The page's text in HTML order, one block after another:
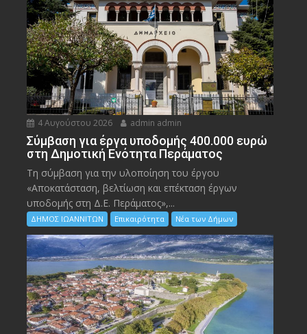
4 Αυγούστου 2026 admin admin
Σύμβαση για έργα υποδομής 400.000 ευρώ
στη Δημοτική Ενότητα Περάματος
Τη σύμβαση για την υλοποίηση του έργου
«Αποκατάσταση, βελτίωση και επέκταση έργων
υποδομής στη Δ.Ε. Περάματος»,...
ΔΗΜΟΣ ΙΩΑΝΝΙΤΩΝ Επικαιρότητα Νέα των Δήμων